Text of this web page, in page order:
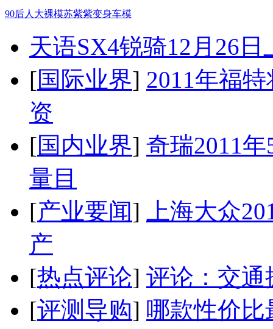
90后人大裸模苏紫紫变身车模
天语SX4锐骑12月26
[国际业界] 2011年福
资
[国内业界] 奇瑞2011
量目
[产业要闻]
上海大众
产
[热点评论] 评论：交通
[评测导购] 哪款性价比